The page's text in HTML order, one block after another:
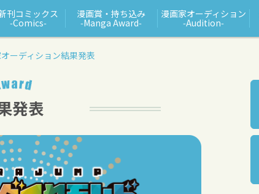
刊コミックス
‑Comics‑
漫画賞・持ち込み
‑Manga Award‑
漫画家オーディション
‑Audition‑
ーディション結果発表